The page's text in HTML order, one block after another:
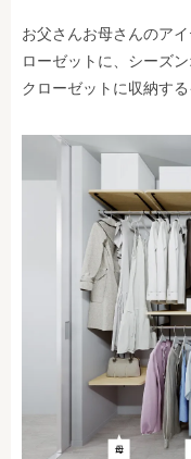
お父さんお母さんのア
ローゼットに、シーズ
クローゼットに収納する